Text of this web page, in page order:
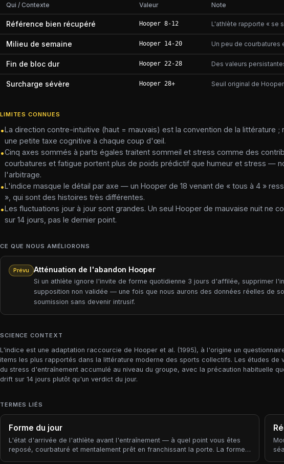
Qui / Contexte Valeur Note
Référence bien récupéré Hooper 8-12 L'athlète rapporte « se
Milieu de semaine Hooper 14-20 Un peu de courbatures
Fin de bloc dur Hooper 22-28 Des valeurs
Surcharge sévère Hooper 28+ Seuil original de
LIMITES CONNUES
•La direction contre-intuitive (haut = mauvais) est la convention de la littérature
une petite taxe cognitive à chaque coup d'œil.
•Cinq axes sommés à parts égales traitent sommeil et stress comme des
courbatures et fatigue portent plus de poids prédictif que humeur et stress —
l'arbitrage.
•L'indice masque le détail par axe — un Hooper de 18 venant de « tous à 4 »
», qui sont des histoires très différentes.
•Les fluctuations jour à jour sont grandes. Un seul Hooper de mauvaise nuit ne
sur 14 jours, pas le dernier point.
CE QUE NOUS AMÉLIORONS
Prévu Atténuation de l'abandon Hooper
Si un athlète ignore l'invite de forme quotidienne 3 jours d'affilée, supprimer
supposition non validée — une fois que nous aurons des données réelles de
soumission sans devenir intrusif.
SCIENCE CONTEXT
L'indice est une adaptation raccourcie de Hooper et al. (1995), à l'origine un
items les plus rapportés dans la littérature moderne des sports collectifs. Les études de
du stress d'entraînement accumulé au niveau du groupe, avec la précaution habituelle
drift sur 14 jours plutôt qu'un verdict du jour.
TERMES LIÉS
Forme du jour
L'état d'arrivée de l'athlète avant l'entraînement — à quel point vous êtes
reposé, courbaturé et mentalement prêt en franchissant la porte. La forme